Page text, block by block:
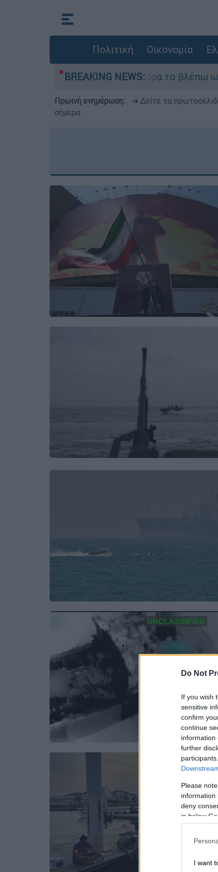
Do Not
If you wish
sensitive
confirm
continue
information
further
Please
information
deny
in below
I want
Πολιτική Οικονομία
BREAKING NEWS:
αδυναμία, τώρα το βλέπω ως δύναμη»
Πρωινή ενημέρωση: ➔ Δείτε τα
σήμερα